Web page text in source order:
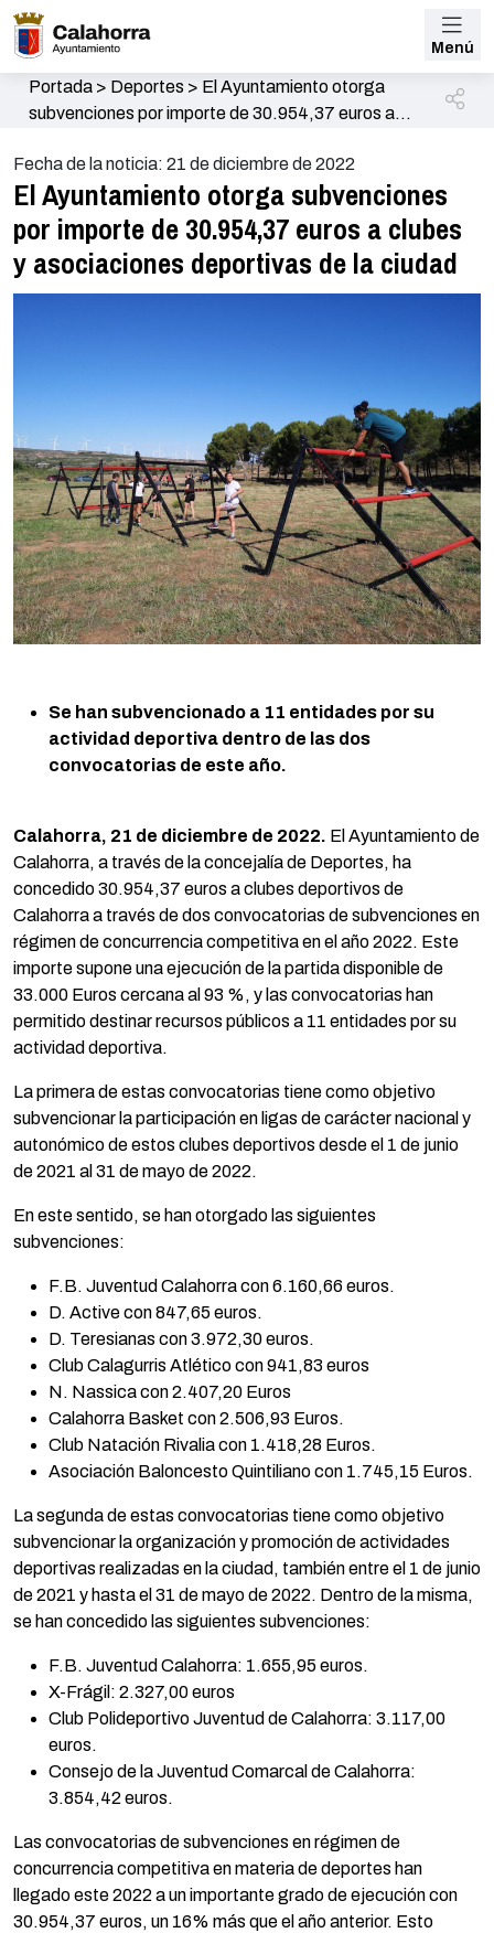
Menú
Portada> Deportes > El Ayuntamiento otorga
subvenciones por importe de 30.954,37 euros a
Fecha de la noticia: 21 de diciembre de 2022
El Ayuntamiento otorga subvenciones
por importe de 30.954,37 euros a clubes
y asociaciones deportivas de la ciudad
Se han subvencionado a 11 entidades por su
actividad deportiva dentro de las dos
convocatorias de este año.
Calahorra, 21 de diciembre de 2022. El Ayuntamiento de
Calahorra, a través de la concejalía de Deportes, ha
concedido 30.954,37 euros a clubes deportivos de
Calahorra a través de dos convocatorias de subvenciones en
régimen de concurrencia competitiva en el año 2022. Este
importe supone una ejecución de la partida disponible de
33.000 Euros cercana al 93 %, y las convocatorias han
permitido destinar recursos públicos a 11 entidades por su
actividad deportiva.
La primera de estas convocatorias tiene como objetivo
subvencionar la participación en ligas de carácter nacional y
autonómico de estos clubes deportivos desde el 1 de junio
de 2021 al 31 de mayo de 2022.
En este sentido, se han otorgado las siguientes
subvenciones:
F.B. Juventud Calahorra con 6.160,66 euros.
D. Active con 847,65 euros.
D. Teresianas con 3.972,30 euros.
Club Calagurris Atlético con 941,83 euros
N. Nassica con 2.407,20 Euros
Calahorra Basket con 2.506,93 Euros.
Club Natación Rivalia con 1.418,28 Euros.
Asociación Baloncesto Quintiliano con 1.745,15 Euros.
La segunda de estas convocatorias tiene como objetivo
subvencionar la organización y promoción de actividades
deportivas realizadas en la ciudad, también entre el 1 de junio
de 2021 y hasta el 31 de mayo de 2022. Dentro de la misma,
se han concedido las siguientes subvenciones:
F.B. Juventud Calahorra: 1.655,95 euros.
X-Frágil: 2.327,00 euros
Club Polideportivo Juventud de Calahorra: 3.117,00
euros.
Consejo de la Juventud Comarcal de Calahorra:
3.854,42 euros.
Las convocatorias de subvenciones en régimen de
concurrencia competitiva en materia de deportes han
llegado este 2022 a un importante grado de ejecución con
30.954,37 euros, un 16% más que el año anterior. Esto